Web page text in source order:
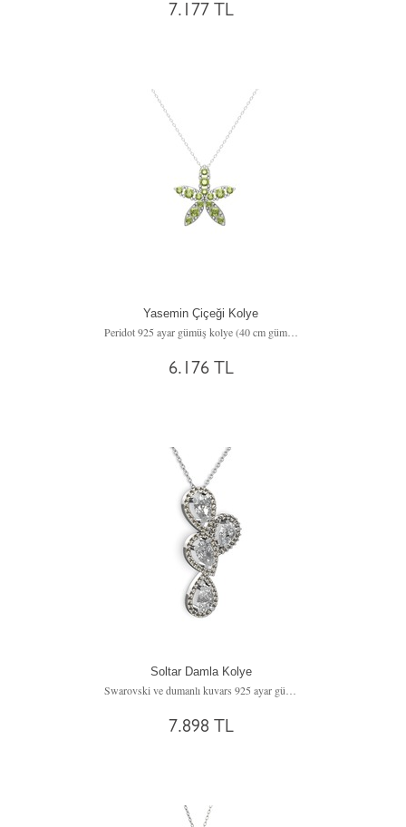
7.177 TL
Yasemin Çiçeği Kolye
Peridot 925 ayar gümüş kolye (40 cm gümüş rolo zincir)
6.176 TL
Soltar Damla Kolye
7.898 TL